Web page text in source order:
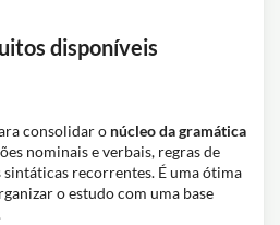
disponíveis
consolidar o núcleo da gramática
nominais e verbais, regras de
recorrentes. É uma ótima
o estudo com uma base